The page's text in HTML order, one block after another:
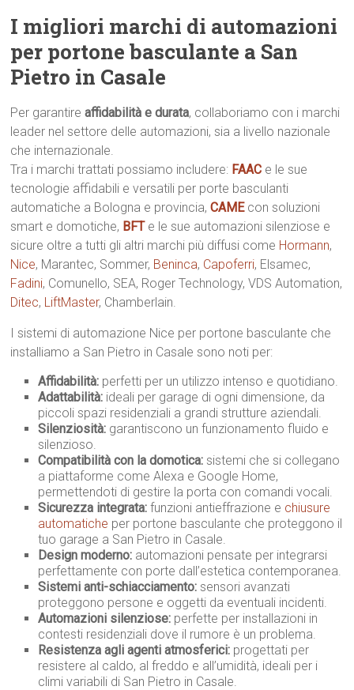
I migliori marchi di automazioni
per portone basculante a San
Pietro in Casale
Per garantireaffidabilità e durata, collaboriamo con i marchi
leader nel settore delle automazioni, sia a livello nazionale
che internazionale.
Tra i marchi trattati possiamo includere: FAAC e le sue
tecnologie affidabili e versatili per porte basculanti
automatiche a Bologna e provincia,CAME con soluzioni
smart e domotiche, BFT e le sue automazioni silenziose e
sicure oltre a tutti gli altri marchi più diffusi come Hormann,
Nice, Marantec, Sommer, Beninca, Capoferri, Elsamec,
Fadini, Comunello, SEA, Roger Technology, VDS Automation,
Ditec, LiftMaster, Chamberlain.
I sistemi di automazione Nice per portone basculante che
installiamo a San Pietro in Casale sono noti per:
Affidabilità: perfetti per un utilizzo intenso e quotidiano.
Adattabilità: ideali per garage di ogni dimensione, da
piccoli spazi residenziali a grandi strutture aziendali.
Silenziosità: garantiscono un funzionamento fluido e
silenzioso.
Compatibilità con la domotica: sistemi che si collegano
a piattaforme come Alexa e Google Home,
permettendoti di gestire la porta con comandi vocali.
Sicurezza integrata: funzioni antieffrazione e chiusure
automatiche per portone basculante che proteggono il
tuo garage a San Pietro in Casale.
Design moderno: automazioni pensate per integrarsi
perfettamente con porte dall’estetica contemporanea.
Sistemi anti-schiacciamento: sensori avanzati
proteggono persone e oggetti da eventuali incidenti.
Automazioni silenziose: perfette per installazioni in
contesti residenziali dove il rumore è un problema.
Resistenza agli agenti atmosferici: progettati per
resistere al caldo, al freddo e all’umidità, ideali per i
climi variabili di San Pietro in Casale.